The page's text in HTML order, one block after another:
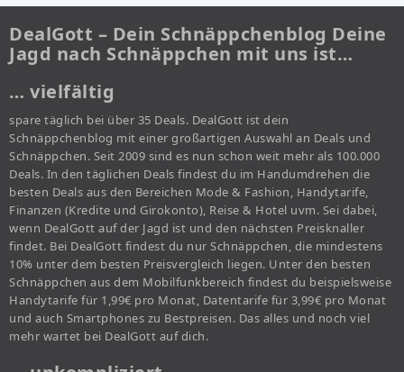
DealGott – Dein Schnäppchenblog Deine
Jagd nach Schnäppchen mit uns ist…
… vielfältig
spare täglich bei über 35 Deals. DealGott ist dein
Schnäppchenblog mit einer großartigen Auswahl an Deals und
Schnäppchen. Seit 2009 sind es nun schon weit mehr als 100.000
Deals. In den täglichen Deals findest du im Handumdrehen die
besten Deals aus den Bereichen Mode & Fashion, Handytarife,
Finanzen (Kredite und Girokonto), Reise & Hotel uvm. Sei dabei,
wenn DealGott auf der Jagd ist und den nächsten Preisknaller
findet. Bei DealGott findest du nur Schnäppchen, die mindestens
10% unter dem besten Preisvergleich liegen. Unter den besten
Schnäppchen aus dem Mobilfunkbereich findest du beispielsweise
Handytarife für 1,99€ pro Monat, Datentarife für 3,99€ pro Monat
und auch Smartphones zu Bestpreisen. Das alles und noch viel
mehr wartet bei DealGott auf dich.